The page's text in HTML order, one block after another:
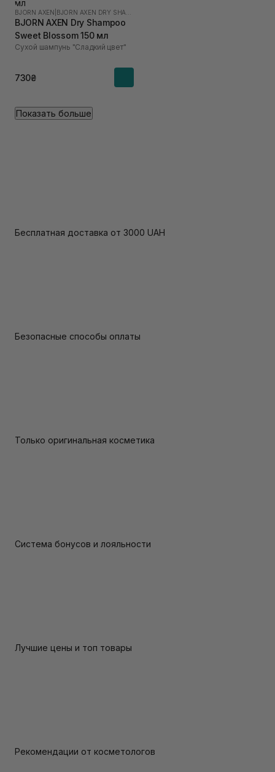
BJORN AXEN
BJORN AXEN Dry Shampoo
Sweet Blossom 150 мл
Сухой шампунь "Сладкий цвет"
730₴
Показать больше
Бесплатная доставка от 3000 UAH
Безопасные способы оплаты
Только оригинальная косметика
Система бонусов и лояльности
Лучшие цены и топ товары
Рекомендации от косметологов